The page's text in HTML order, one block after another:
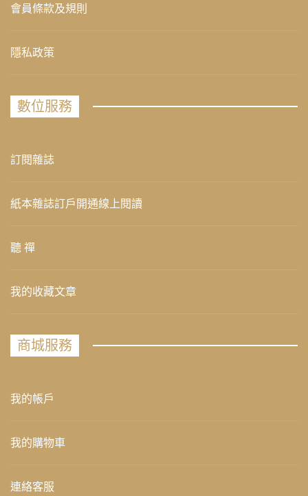
會員條款及規則
隱私政策
數位服務
訂閱雜誌
紙本雜誌訂戶開通線上閱讀
聽 禪
我的收藏文章
商城服務
我的帳戶
我的購物車
連絡客服